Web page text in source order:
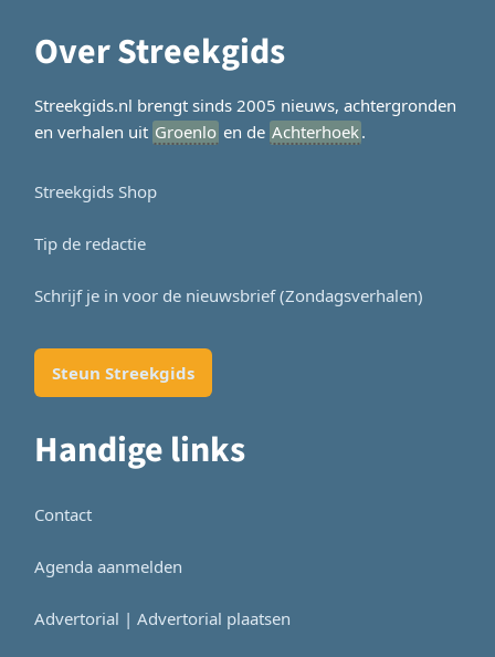
Over Streekgids
Streekgids.nl brengt sinds 2005 nieuws, achtergronden
en verhalen uit Groenlo en de Achterhoek.
Streekgids Shop
Tip de redactie
Schrijf je in voor de nieuwsbrief (Zondagsverhalen)
Steun Streekgids
Handige links
Contact
Agenda aanmelden
Advertorial | Advertorial plaatsen